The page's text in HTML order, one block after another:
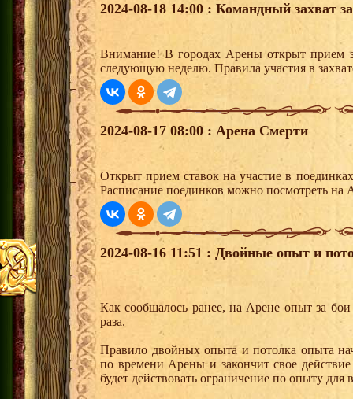
2024-08-18 14:00 : Командный захват
Внимание! В городах Арены открыт прием
следующую неделю. Правила участия в
2024-08-17 08:00 : Арена Смерти
Открыт прием ставок на участие в
Расписание поединков можно посмотреть на
2024-08-16 11:51 : Двойные опыт и
Как сообщалось ранее, на Арене опыт за
раза.
Правило двойных опыта и потолка опыта
по времени Арены и закончит свое
будет действовать ограничение по опыту